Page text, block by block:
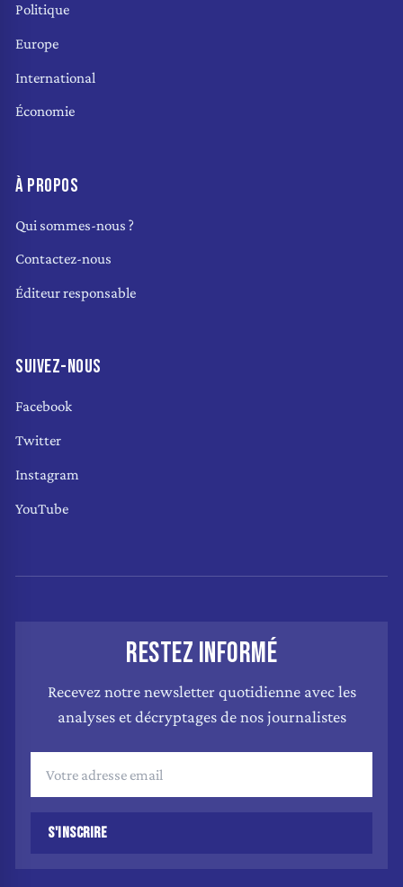
Politique
Europe
International
Économie
À PROPOS
Qui sommes-nous ?
Contactez-nous
Éditeur responsable
SUIVEZ-NOUS
Facebook
Twitter
Instagram
YouTube
RESTEZ INFORMÉ
Recevez notre newsletter quotidienne avec les
analyses et décryptages de nos journalistes
S'INSCRIRE